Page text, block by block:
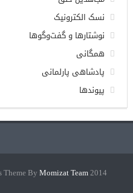
نسک الکترونیک
نوشتارها و گفت‌وگوها
همگانی
پادشاهی پارلمانی
پیوندها
2014 Powered By Wordpress, Goodnews Theme By
Momizat Team